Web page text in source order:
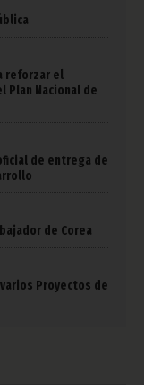
reforzar el
Plan Nacional de
de entrega de
de Corea
Proyectos de